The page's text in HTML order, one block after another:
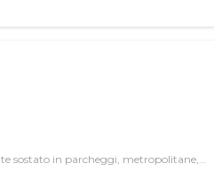
sostato in parcheggi, metropolitane,